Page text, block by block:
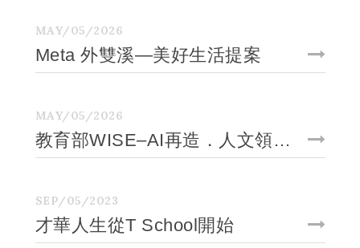
MAY/05/2026
Meta 外雙溪—美好生活提案
MAY/05/2026
教育部WISE–AI再造．人文領航：跨域人才永續培育計畫
SEP/05/2023
才華人生從T School開始